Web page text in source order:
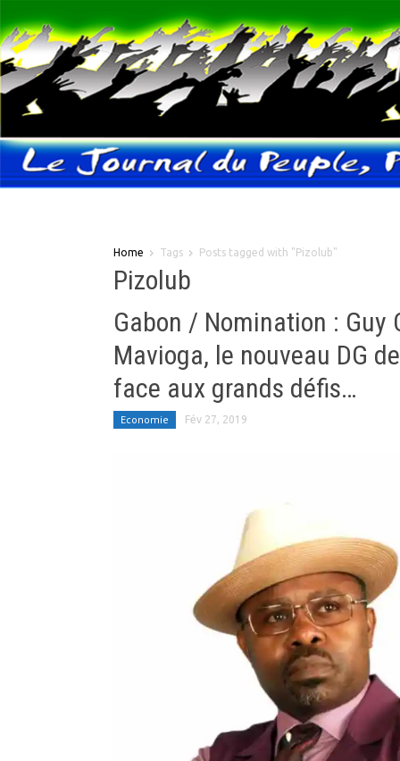
Home Tags Posts tagged with "Pizolub"
Pizolub
Gabon / Nomination : Guy
Mavioga, le nouveau DG
face aux grands défis…
Economie Fév 27, 2019